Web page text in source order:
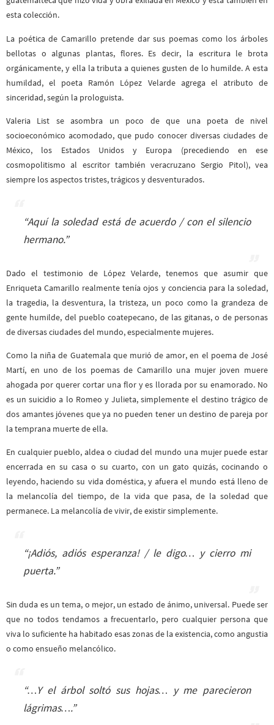
esta colección.
La poética de Camarillo pretende dar sus poemas como los árboles
bellotas o algunas plantas, flores. Es decir, la escritura le brota
orgánicamente, y ella la tributa a quienes gusten de lo humilde. A esta
humildad, el poeta Ramón López Velarde agrega el atributo de
sinceridad, según la prologuista.
Valeria List se asombra un poco de que una poeta de nivel
socioeconómico acomodado, que pudo conocer diversas ciudades de
México, los Estados Unidos y Europa (precediendo en ese
cosmopolitismo al escritor también veracruzano Sergio Pitol), vea
siempre los aspectos tristes, trágicos y desventurados.
“Aquí la soledad está de acuerdo / con el silencio
hermano.”
Dado el testimonio de López Velarde, tenemos que asumir que
Enriqueta Camarillo realmente tenía ojos y conciencia para la soledad,
la tragedia, la desventura, la tristeza, un poco como la grandeza de
gente humilde, del pueblo coatepecano, de las gitanas, o de personas
de diversas ciudades del mundo, especialmente mujeres.
Como la niña de Guatemala que murió de amor, en el poema de José
Martí, en uno de los poemas de Camarillo una mujer joven muere
ahogada por querer cortar una flor y es llorada por su enamorado. No
es un suicidio a lo Romeo y Julieta, simplemente el destino trágico de
dos amantes jóvenes que ya no pueden tener un destino de pareja por
la temprana muerte de ella.
En cualquier pueblo, aldea o ciudad del mundo una mujer puede estar
encerrada en su casa o su cuarto, con un gato quizás, cocinando o
leyendo, haciendo su vida doméstica, y afuera el mundo está lleno de
la melancolía del tiempo, de la vida que pasa, de la soledad que
permanece. La melancolía de vivir, de existir simplemente.
“¡Adiós, adiós esperanza! / le digo… y cierro mi
puerta.”
Sin duda es un tema, o mejor, un estado de ánimo, universal. Puede ser
que no todos tendamos a frecuentarlo, pero cualquier persona que
viva lo suficiente ha habitado esas zonas de la existencia, como angustia
o como ensueño melancólico.
“…Y el árbol soltó sus hojas… y me parecieron
lágrimas….”